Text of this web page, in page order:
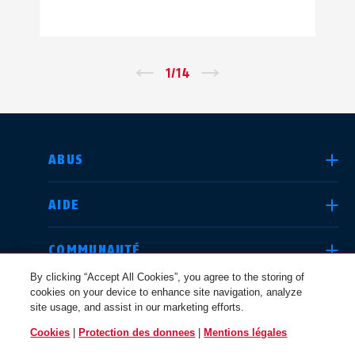
1/14
ABUS
AIDE
COMMUNAUTÉ
QUESTIONS JURIDIQUES
CHOISIR UN PAYS
Deutschland
By clicking “Accept All Cookies”, you agree to the storing of
cookies on your device to enhance site navigation, analyze
site usage, and assist in our marketing efforts.
Cookies Protection des donnees Mentions légales